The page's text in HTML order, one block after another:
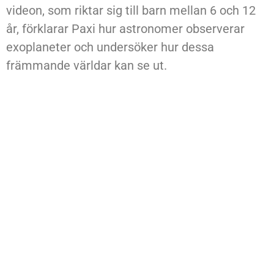
videon, som riktar sig till barn mellan 6 och 12
år, förklarar Paxi hur astronomer observerar
exoplaneter och undersöker hur dessa
främmande världar kan se ut.